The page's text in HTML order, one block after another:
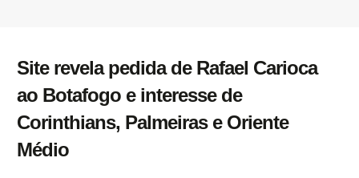
Site revela pedida de Rafael Carioca
ao Botafogo e interesse de
Corinthians, Palmeiras e Oriente
Médio